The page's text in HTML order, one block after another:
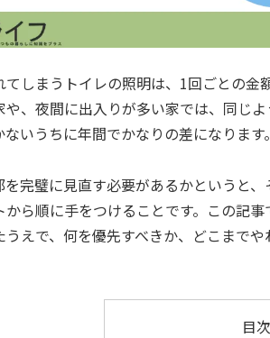
てしまうトイレの照明は、1回ごとの
や、夜間に出入りが多い家では、同じ
いうちに年間でかなりの差になります。
を完璧に見直す必要があるかというと
から順に手をつけることです。この記
うえで、何を優先すべきか、どこまで
目次